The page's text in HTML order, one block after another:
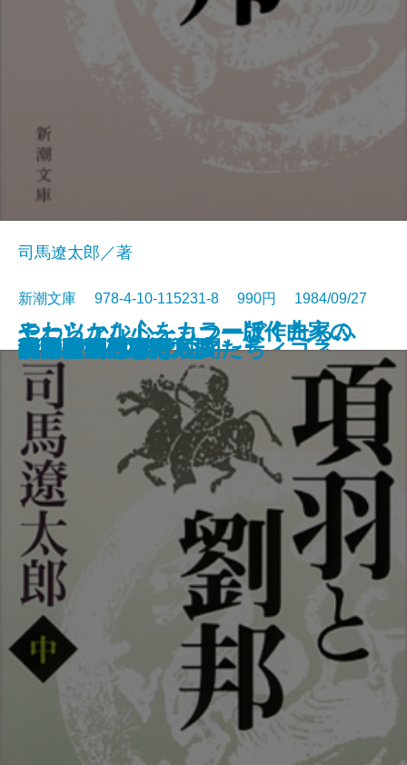
光る壁画
男の作法
モーツァルト―カラー版作曲家の
生涯―
やわらかな心をもつ―ぼくたちふ
たりの運・鈍・根―
エロチック街道
朝顔草紙
積木の箱〔上〕
積木の箱〔下〕
オイディプス王・アンティゴネ
項羽と劉邦〔上〕
司馬遼太郎／著
新潮文庫 978-4-10-115231-8 990円 1984/09/27
項羽と劉邦〔中〕
項羽と劉邦〔下〕
孤剣 用心棒日月抄
私家版 日本語文法
ユタとふしぎな仲間たち
真田騒動―恩田木工―
同時代ゲーム
笑う月
遠い日の戦争
硫黄島に死す